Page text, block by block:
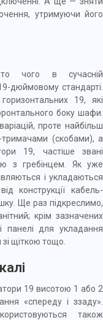
утримуючи його
чого в сучасній
дюймовому стандарті.
19, які
боку шафи.
проте найбільш
тримачами (скобами), а
19, частіше звані
з гребінцем. Як уже
і укладаються
конструкції кабель-
Ще раз підкреслимо,
крім зазначених
панелі для укладання
щіткою тощо.
19 висотою 1 або 2
«спереду і ззаду».
також